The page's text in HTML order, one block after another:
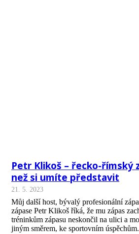
Petr Klikoš – řecko-římský
než si umíte představit
21. 5. 2023
Můj další host, bývalý profesionální
zápase Petr Klikoš říká, že mu zápas
tréninkům zápasu neskončil na ulici a
jiným směrem, ke sportovním úspěchům.